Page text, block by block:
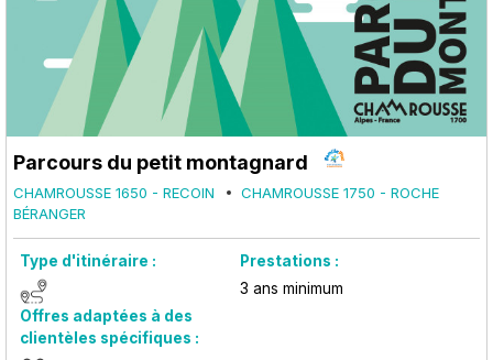
Parcours du petit montagnard
CHAMROUSSE 1650 - RECOIN
CHAMROUSSE 1750 - ROCHE
BÉRANGER
Type d'itinéraire :
Prestations :
3 ans minimum
Offres adaptées à des
clientèles spécifiques :